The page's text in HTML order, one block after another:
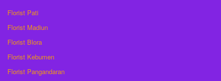
Florist Pati
Florist Madiun
Florist Blora
Florist Kebumen
Florist Pangandaran